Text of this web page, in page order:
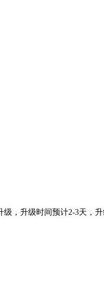
，升级时间预计2-3天，